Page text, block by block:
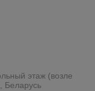
этаж (возле
Беларусь